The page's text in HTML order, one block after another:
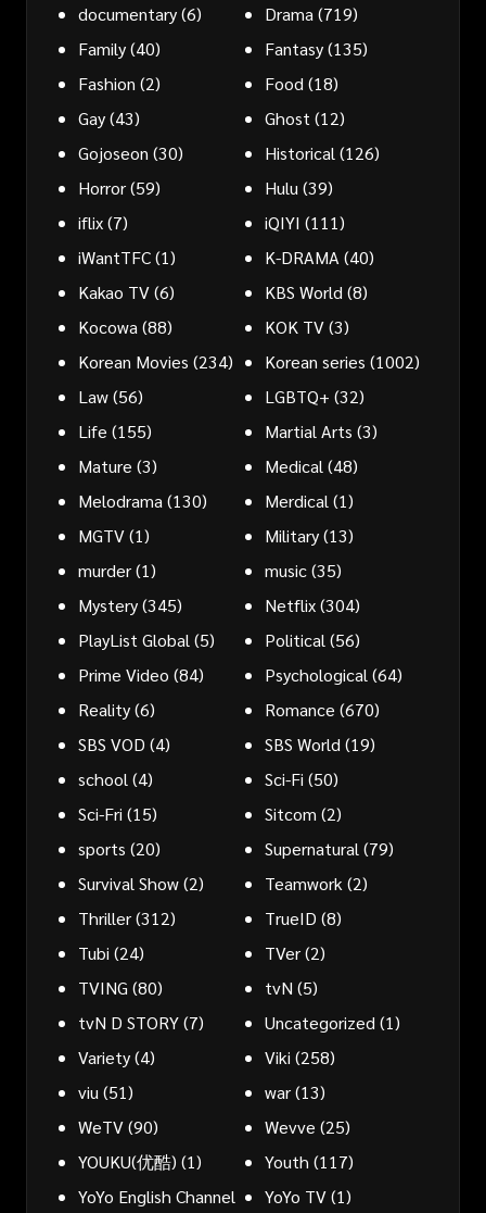
documentary(6) Drama (719)
Family(40) Fantasy(135)
Fashion (2) Food (18)
Gay(43) Ghost (12)
Gojoseon (30) Historical (126)
Horror(59) Hulu (39)
iflix(7) iQIYI (111)
iWantTFC(1) K-DRAMA (40)
Kakao TV(6) KBS World (8)
Kocowa (88) KOK TV(3)
Korean Movies (234) Korean series (1002)
Law(56) LGBTQ+ (32)
Life (155) Martial Arts (3)
Mature (3) Medical (48)
Melodrama (130) Merdical (1)
MGTV(1) Military(13)
murder(1) music(35)
Mystery(345) Netflix(304)
PlayList Global (5) Political (56)
Prime Video (84) Psychological (64)
Reality(6) Romance (670)
SBS VOD (4) SBS World (19)
school (4) Sci-Fi (50)
Sci-Fri (15) Sitcom (2)
sports (20) Supernatural (79)
Survival Show(2) Teamwork (2)
Thriller(312) TrueID (8)
Tubi (24) TVer(2)
TVING (80) tvN (5)
tvN D STORY(7) Uncategorized (1)
Variety(4) Viki (258)
viu (51) war(13)
WeTV(90) Wevve (25)
YOUKU(优酷) (1) Youth (117)
YoYo English Channel
YoYo TV(1)